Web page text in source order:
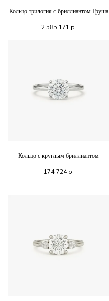
Кольцо трилогия с бриллиантом Груша
2 585 171 р.
Кольцо с круглым бриллиантом
174 724р.